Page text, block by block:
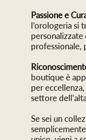
Passione e
l’orologeria si
professionale,
boutique è
per
settore
Se sei un